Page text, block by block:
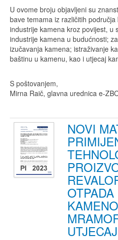
U ovome broju objavljeni su
bave temama iz različitih
industrije kamena kroz povijest, u
industrije kamena u budućnosti;
izučavanja kamena; istraživanje
baštinu u kamenu, kao i utjecaj
S poštovanjem,
Mirna Raič, glavna urednica e-
NOVI
OTPADA